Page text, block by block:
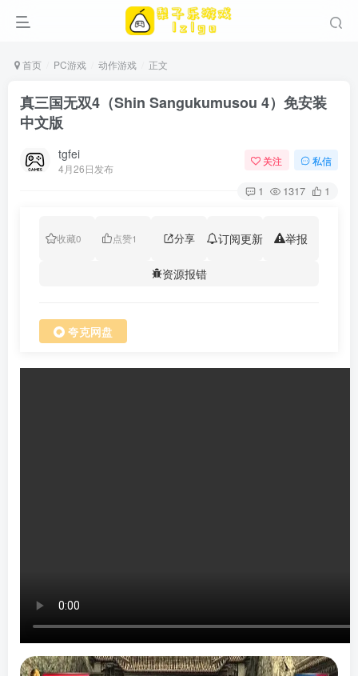
首页 PC游戏 动作游戏 正文
真三国无双4（Shin Sangukumusou 4）免安装
中文版
tgfei
4月26日发布
关注 私信
1 1317 1
收藏0 点赞1 分享 订阅更新 举报
资源报错
夸克网盘